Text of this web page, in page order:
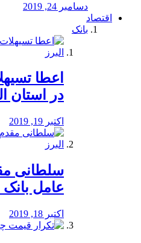
دسامبر 24, 2019
اقتصاد
بانک
️اعطا
در استان
اکتبر 19, 2019
سلطانی
عامل بانک
اکتبر 18, 2019